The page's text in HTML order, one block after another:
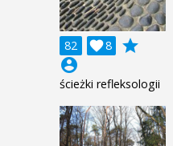
82 8

grade
account_circle
ścieżki refleksologii